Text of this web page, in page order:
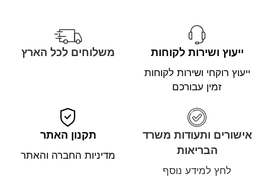
ייעוץ ושירות לקוחות
ייעוץ רוקחי ושירות לקוחות
זמין עבורכם
משלוחים לכל הארץ
אישורים ותעודות משרד
הבריאות
לחץ למידע נוסף
תקנון האתר
מדיניות החברה והאתר